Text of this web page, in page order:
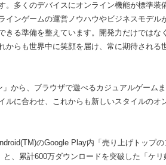
多くのデバイスにオンライン機能が標準装
ンゲームの運営ノウハウやビジネスモデル
る準備を整えています。開発力だけではな
らも世界中に笑顔を届け、常に期待される
から、ブラウザで遊べるカジュアルゲーム
ルに合わせ、これからも新しいスタイルのオ
のGoogle Play内「売り上げトップの
、累計600万ダウンロードを突破した「ケリ